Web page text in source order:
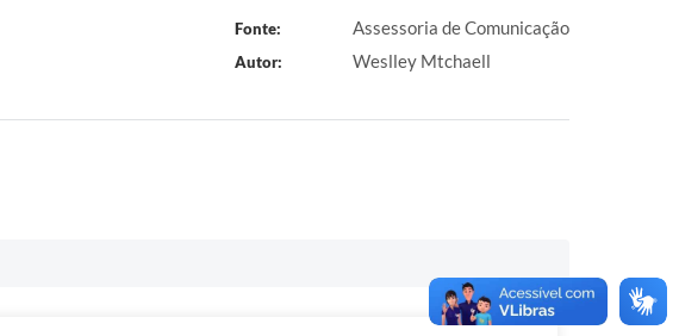
Fonte: Assessoria de Comunicação
Autor: Weslley Mtchaell